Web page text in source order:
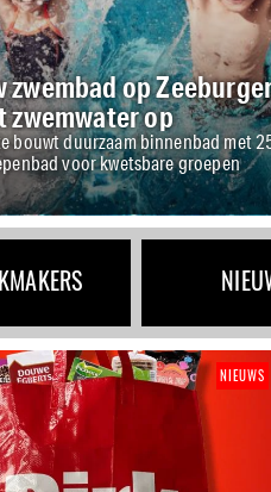
zwembad op
op
bouwt duurzaam binnenbad met
voor kwetsbare groepen
NIEUWS